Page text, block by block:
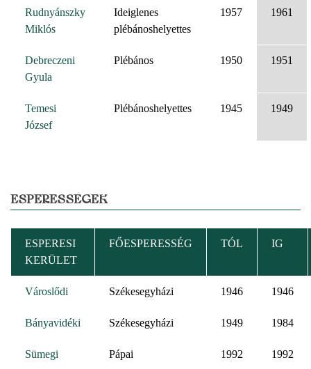
Rudnyánszky
Miklós
Ideiglenes
plébánoshelyettes
1957 1961
Debreczeni
Gyula
Plébános 1950 1951
Temesi
József
Plébánoshelyettes 1945 1949
ESPERESSÉGEK
ESPERESI
KERÜLET
FŐESPERESSÉG TÓL IG
Városlődi Székesegyházi 1946 1946
Bányavidéki Székesegyházi 1949 1984
Sümegi Pápai 1992 1992